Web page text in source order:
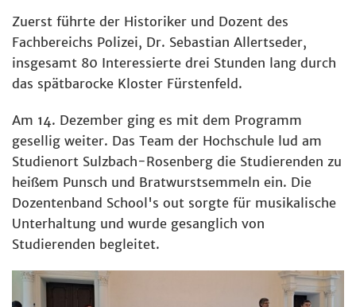
Zuerst führte der Historiker und Dozent des
Fachbereichs Polizei, Dr. Sebastian Allertseder,
insgesamt 80 Interessierte drei Stunden lang durch
das spätbarocke Kloster Fürstenfeld.
Am 14. Dezember ging es mit dem Programm
gesellig weiter. Das Team der Hochschule lud am
Studienort Sulzbach-Rosenberg die Studierenden zu
heißem Punsch und Bratwurstsemmeln ein. Die
Dozentenband School's out sorgte für musikalische
Unterhaltung und wurde gesanglich von
Studierenden begleitet.